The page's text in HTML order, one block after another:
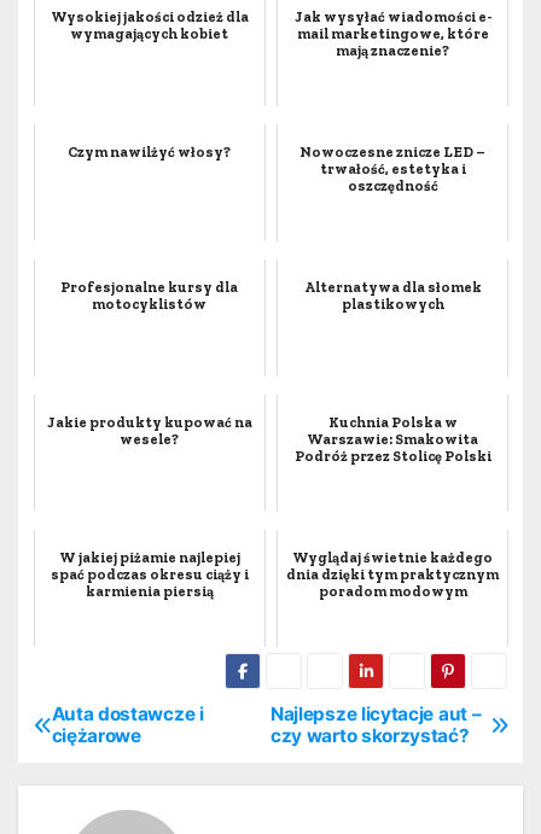
Wysokiej jakości odzież dla
wymagających kobiet
Jak wysyłać wiadomości e-
mail marketingowe, które
mają znaczenie?
Czym nawilżyć włosy?
Nowoczesne znicze LED –
trwałość, estetyka i
oszczędność
Profesjonalne kursy dla
motocyklistów
Alternatywa dla słomek
plastikowych
Jakie produkty kupować na
wesele?
Kuchnia Polska w
Warszawie: Smakowita
Podróż przez Stolicę Polski
W jakiej piżamie najlepiej
spać podczas okresu ciąży i
karmienia piersią
Wyglądaj świetnie każdego
dnia dzięki tym praktycznym
poradom modowym
N
Najlepsze licytacje aut –
czy warto skorzystać?
Auta dostawcze i
ciężarowe